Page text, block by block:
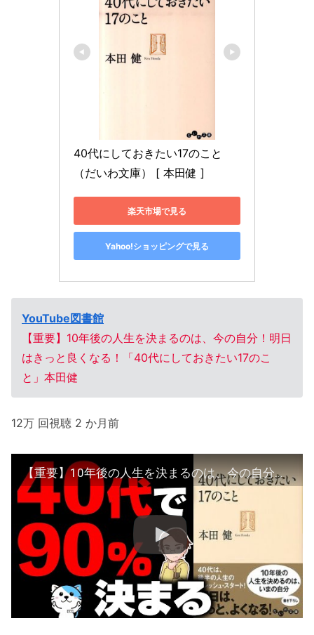
40代にしておきたい17のこと
（だいわ文庫） [ 本田健 ]
楽天市場で見る
Yahoo!ショッピングで見る
YouTube図書館
【重要】10年後の人生を決まるのは、今の自分！明日
はきっと良くなる！「40代にしておきたい17のこ
と」本田健
12万 回視聴 2 か月前
【重要】10年後の人生を決まるのは、今の自分！明日はきっと良くなる！「40代にしておきたい17のこと」本田健